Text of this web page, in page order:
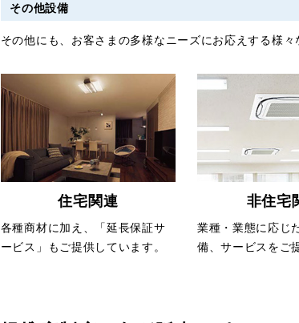
その他設備
その他にも、お客さまの多様なニーズにお応えする様々
住宅関連
各種商材に加え、「延長保証サ
ービス」もご提供しています。
非住宅
業種・業態に応じ
備、サービスをご